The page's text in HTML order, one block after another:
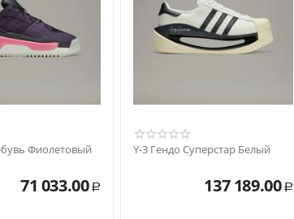
Фиолетовый
71 033.00 Р
Y-3 Гендо Суперстар Белый
137 189.00 Р